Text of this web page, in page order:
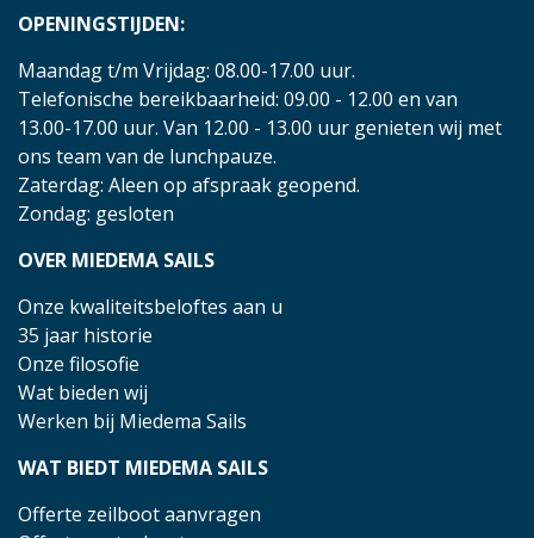
OPENINGSTIJDEN:
Maandag t/m Vrijdag: 08.00-17.00 uur.
Telefonische bereikbaarheid: 09.00 - 12.00 en van
13.00-17.00 uur. Van 12.00 - 13.00 uur genieten wij met
ons team van de lunchpauze.
Zaterdag: Aleen op afspraak geopend.
Zondag: gesloten
OVER MIEDEMA SAILS
Onze kwaliteitsbeloftes aan u
35 jaar historie
Onze filosofie
Wat bieden wij
Werken bij Miedema Sails
WAT BIEDT MIEDEMA SAILS
Offerte zeilboot aanvragen